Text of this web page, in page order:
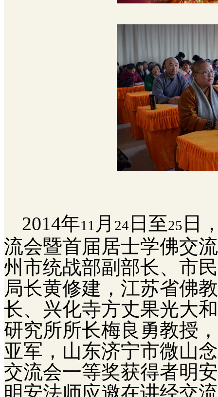
2014年11 月 24 日 至25 日
流会暨首届居士学佛交
州市统战部副部长、市
局长黄修建，江苏省佛
长、兴化寺方丈果光大
研究所所长梅良勇教授，
亚军， 山东济宁市微山
交流会一等奖获得者明